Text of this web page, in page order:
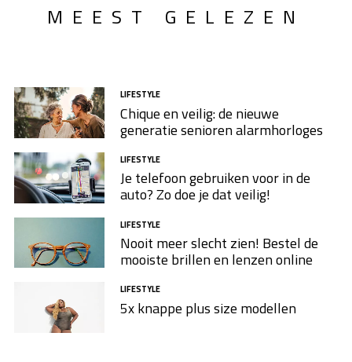
MEEST GELEZEN
LIFESTYLE
Chique en veilig: de nieuwe
generatie senioren alarmhorloges
LIFESTYLE
Je telefoon gebruiken voor in de
auto? Zo doe je dat veilig!
LIFESTYLE
Nooit meer slecht zien! Bestel de
mooiste brillen en lenzen online
LIFESTYLE
5x knappe plus size modellen​